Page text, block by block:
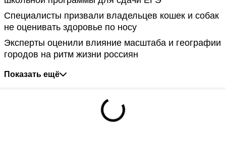
Специалисты призвали владельцев кошек и собак
не оценивать здоровье по носу
Эксперты оценили влияние масштаба и географии
городов на ритм жизни россиян
Показать ещё